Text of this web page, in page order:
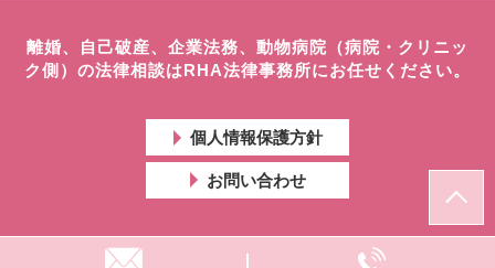
離婚、自己破産、企業法務、動物病院（病院・クリニッ
ク側）の法律相談はRHA法律事務所にお任せください。
個人情報保護方針
お問い合わせ